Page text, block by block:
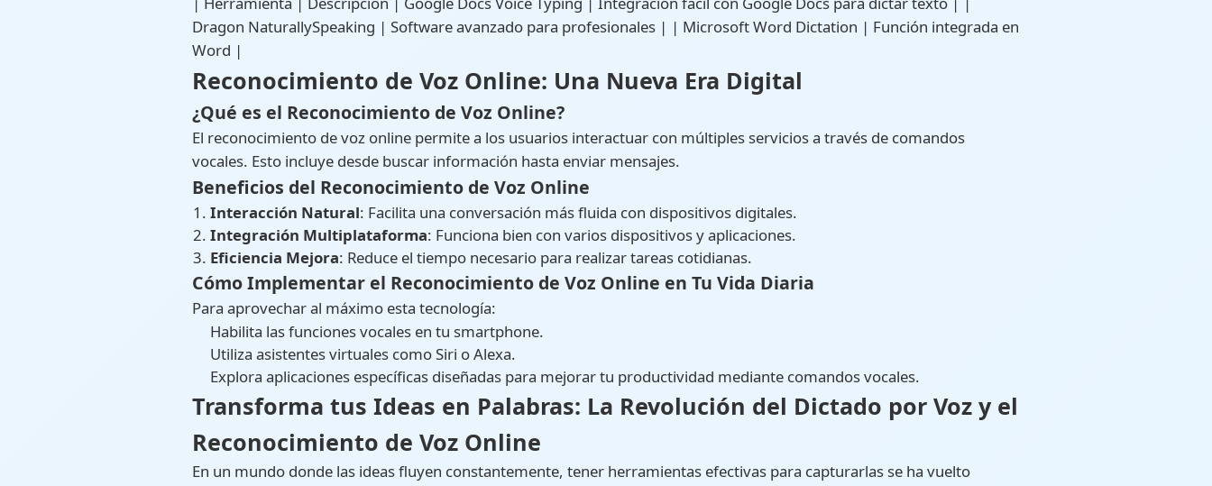
Dragon NaturallySpeaking | Software avanzado para profesionales | | Microsoft Word Dictation | Función integrada en
Word |
Reconocimiento de Voz Online: Una Nueva Era Digital
¿Qué es el Reconocimiento de Voz Online?
El reconocimiento de voz online permite a los usuarios interactuar con múltiples servicios a través de comandos
vocales. Esto incluye desde buscar información hasta enviar mensajes.
Beneficios del Reconocimiento de Voz Online
Interacción Natural: Facilita una conversación más fluida con dispositivos digitales.
Integración Multiplataforma: Funciona bien con varios dispositivos y aplicaciones.
Eficiencia Mejora: Reduce el tiempo necesario para realizar tareas cotidianas.
Cómo Implementar el Reconocimiento de Voz Online en Tu Vida Diaria
Para aprovechar al máximo esta tecnología:
Habilita las funciones vocales en tu smartphone.
Utiliza asistentes virtuales como Siri o Alexa.
Explora aplicaciones específicas diseñadas para mejorar tu productividad mediante comandos vocales.
Transforma tus Ideas en Palabras: La Revolución del Dictado por Voz y el
Reconocimiento de Voz Online
En un mundo donde las ideas fluyen constantemente, tener herramientas efectivas para capturarlas se ha vuelto